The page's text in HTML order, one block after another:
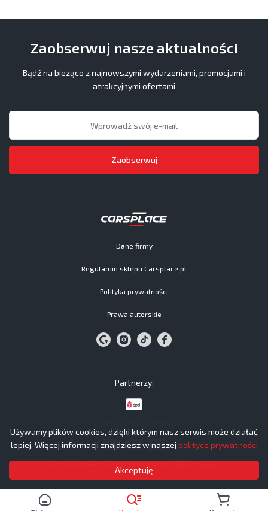
Używamy plików cookies, dzięki którym nasz serwis może działać
lepiej. Więcej informacji znajdziesz w naszej polityce prywatności
Akceptuję
Dane firmy
Regulamin sklepu Carsplace.pl
Polityka prywatności
Prawa autorskie
Zaobserwuj nasze aktualności
Bądź na bieżąco z najnowszymi wydarzeniami, promocjami i
atrakcyjnymi ofertami
Zaobserwuj
Carsplace © All Rights Reserved 2024−2026
Partnerzy: